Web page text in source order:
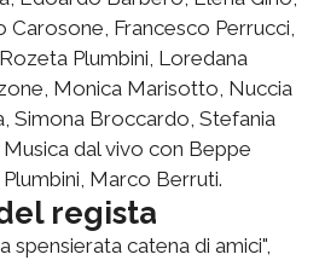
Carosone, Francesco Perrucci,
Plumbini, Loredana
Monica Marisotto, Nuccia
Simona Broccardo, Stefania
dal vivo con Beppe
Marco Berruti.
regista
spensierata catena di amici",